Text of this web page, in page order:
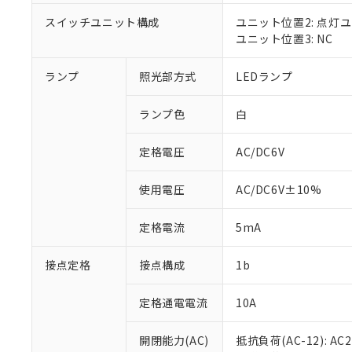
スイッチユニット構成
ユニット位置2: 点灯
ユニット位置3: NC
ランプ 照光部方式 LEDランプ
ランプ色 白
定格電圧 AC/DC6V
使用電圧 AC/DC6V±10%
定格電流 5mA
接点定格 接点構成 1b
定格通電電流 10A
開閉能力(AC)
抵抗負荷(AC-12):
ご利用条件
本サービス
くものです。
当社制御機
在庫状況お
当社販売員
在庫状況お
ている必要
対応済み：EU
対応予定：EU
対応予定なし：
非該当品：ライセ
仕入先様の事情に
*EU RoHS指令（10物質
鉛(Pb) 1000ppm以下、
六価クロム(Cr(Ⅵ))
フタル酸ビス(2-エチル
ル（DBP） 1000ppm
但し、RoHS指令で産業
フタル酸エステル類の
※2 対応予定月
部品在庫の切り替
※1 中国
「×」：最大均質
「－」：未確認で
Pb(鉛) :1000ppm、 Hg(
DEHP(フタル酸ビス(2-
「ｅ」：有害物質
「10」：通常の使
味します。
当社は、こ
う）を輸出
などの必要
当社は規制
たしません。
記
号
○ 一定数
△ 一定数
－
在庫な
空
受注生